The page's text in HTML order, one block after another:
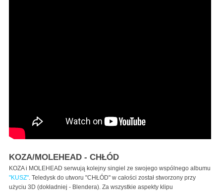
KOZA/MOLEHEAD - CHŁÓD
KOZA i MOLEHEAD serwują kolejny singiel ze swojego wspólnego albumu
"KUSZ" . Teledysk do utworu "CHŁÓD" w całości został stworzony przy
użyciu 3D (dokładniej - Blendera). Za wszystkie aspekty klipu